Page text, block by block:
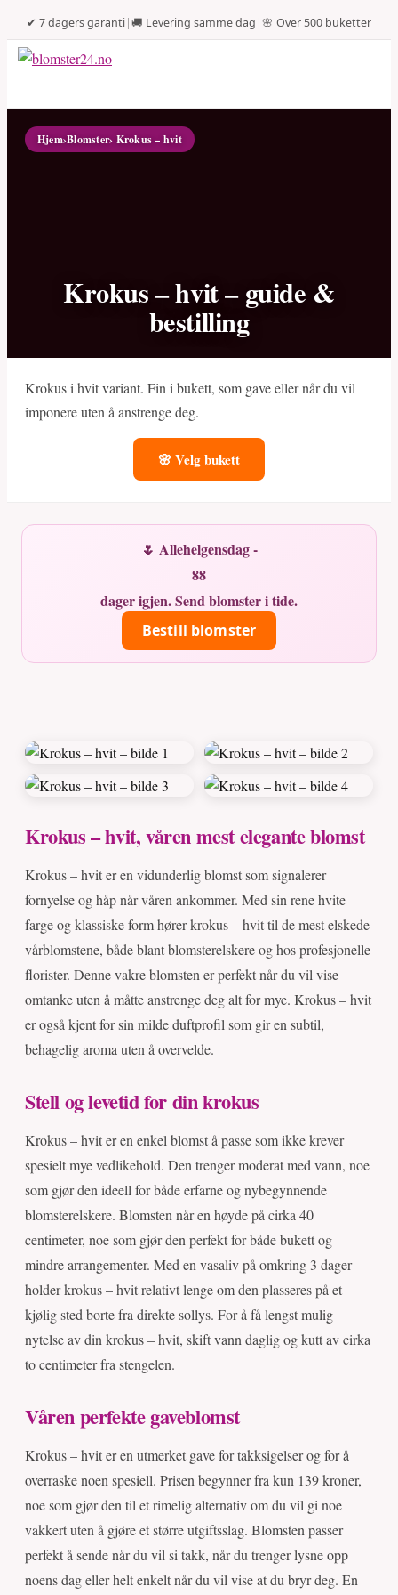
✔ 7 dagers garanti|🚚 Levering samme dag |🌸 Over 500 buketter
Hjem›Blomster› Krokus – hvit
Krokus – hvit – guide &
bestilling
Krokus i hvit variant. Fin i bukett, som gave eller når du vil
imponere uten å anstrenge deg.
🌸 Velg bukett
🌷 Allehelgensdag -
88
dager igjen. Send blomster i tide.
Bestill blomster
Krokus – hvit, våren mest elegante blomst
Krokus – hvit er en vidunderlig blomst som signalerer
fornyelse og håp når våren ankommer. Med sin rene hvite
farge og klassiske form hører krokus – hvit til de mest elskede
vårblomstene, både blant blomsterelskere og hos profesjonelle
florister. Denne vakre blomsten er perfekt når du vil vise
omtanke uten å måtte anstrenge deg alt for mye. Krokus – hvit
er også kjent for sin milde duftprofil som gir en subtil,
behagelig aroma uten å overvelde.
Stell og levetid for din krokus
Krokus – hvit er en enkel blomst å passe som ikke krever
spesielt mye vedlikehold. Den trenger moderat med vann, noe
som gjør den ideell for både erfarne og nybegynnende
blomsterelskere. Blomsten når en høyde på cirka 40
centimeter, noe som gjør den perfekt for både bukett og
mindre arrangementer. Med en vasaliv på omkring 3 dager
holder krokus – hvit relativt lenge om den plasseres på et
kjølig sted borte fra direkte sollys. For å få lengst mulig
nytelse av din krokus – hvit, skift vann daglig og kutt av cirka
to centimeter fra stengelen.
Våren perfekte gaveblomst
Krokus – hvit er en utmerket gave for takksigelser og for å
overraske noen spesiell. Prisen begynner fra kun 139 kroner,
noe som gjør den til et rimelig alternativ om du vil gi noe
vakkert uten å gjøre et større utgiftsslag. Blomsten passer
perfekt å sende når du vil si takk, når du trenger lysne opp
noens dag eller helt enkelt når du vil vise at du bryr deg. En